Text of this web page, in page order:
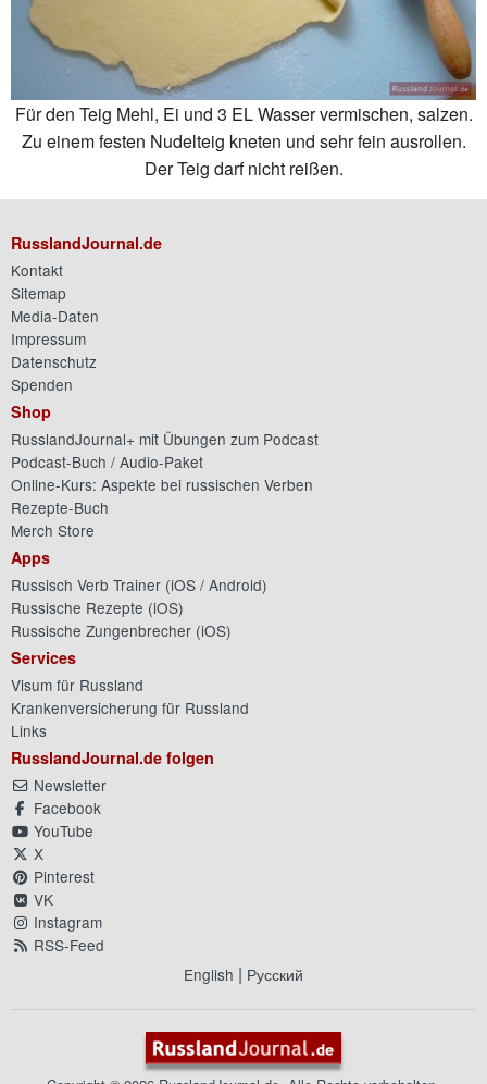
Für den Teig Mehl, Ei und 3 EL Wasser vermischen, salzen.
Zu einem festen Nudelteig kneten und sehr fein ausrollen.
Der Teig darf nicht reißen.
RusslandJournal.de
Kontakt
Sitemap
Media-Daten
Impressum
Datenschutz
Spenden
Shop
RusslandJournal+ mit Übungen zum Podcast
Podcast-Buch / Audio-Paket
Online-Kurs: Aspekte bei russischen Verben
Rezepte-Buch
Merch Store
Apps
Russisch Verb Trainer (iOS / Android)
Russische Rezepte (iOS)
Russische Zungenbrecher (iOS)
Services
Visum für Russland
Krankenversicherung für Russland
Links
RusslandJournal.de folgen
Newsletter
Facebook
YouTube
X
Pinterest
VK
Instagram
RSS-Feed
English | Русский